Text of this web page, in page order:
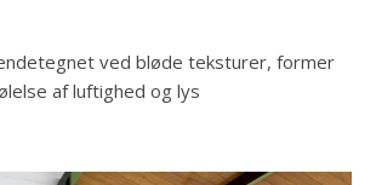
ved bløde teksturer, former
af luftighed og lys